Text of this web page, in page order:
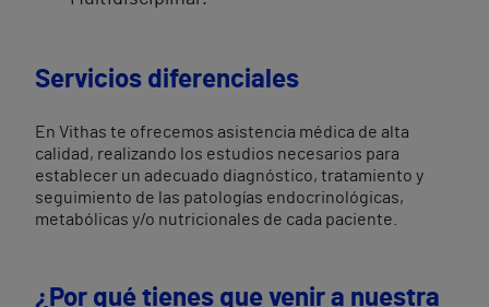
Servicios diferenciales
En Vithas te ofrecemos asistencia médica de alta
calidad, realizando los estudios necesarios para
establecer un adecuado diagnóstico, tratamiento y
seguimiento de las patologías endocrinológicas,
metabólicas y/o nutricionales de cada paciente.
¿Por qué tienes que venir a nuestra